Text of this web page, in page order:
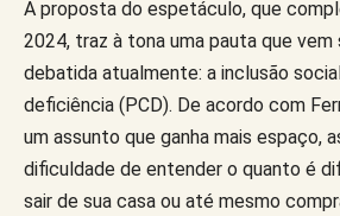
A proposta do espetáculo, que
2024, traz à tona uma pauta que vem
debatida atualmente: a inclusão
deficiência (PCD). De acordo com
um assunto que ganha mais espaço,
dificuldade de entender o quanto é
sair de sua casa ou até mesmo